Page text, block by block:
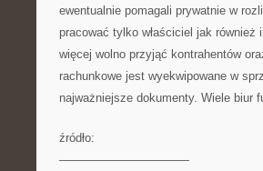
ewentualnie pomagali prywatnie w
pracować tylko właściciel jak
więcej wolno przyjąć kontrahentów
rachunkowe jest wyekwipowane w
najważniejsze dokumenty. Wiele biur
źródło:
———————————